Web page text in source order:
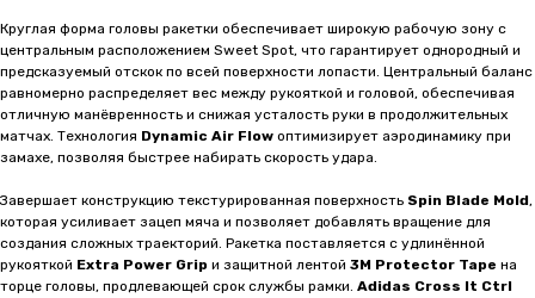
Круглая форма головы ракетки обеспечивает широкую рабочую зону с
центральным расположением Sweet Spot, что гарантирует однородный и
предсказуемый отскок по всей поверхности лопасти. Центральный баланс
равномерно распределяет вес между рукояткой и головой, обеспечивая
отличную манёвренность и снижая усталость руки в продолжительных
матчах. Технология Dynamic Air Flow оптимизирует аэродинамику при
замахе, позволяя быстрее набирать скорость удара.
Завершает конструкцию текстурированная поверхность Spin Blade Mold,
которая усиливает зацеп мяча и позволяет добавлять вращение для
создания сложных траекторий. Ракетка поставляется с удлинённой
рукояткой Extra Power Grip и защитной лентой 3M Protector Tape на
торце головы, продлевающей срок службы рамки. Adidas Cross It Ctrl